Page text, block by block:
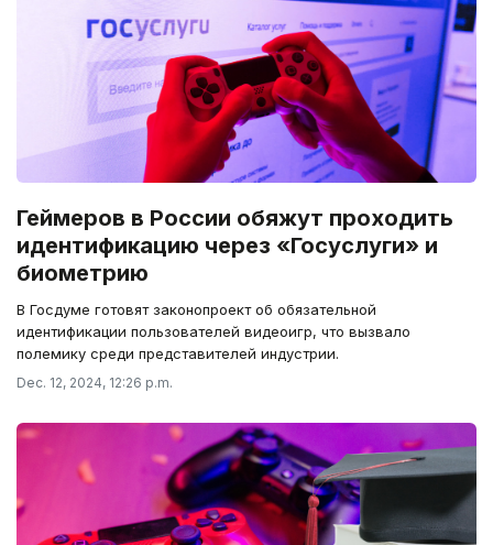
Геймеров в России обяжут проходить
идентификацию через «Госуслуги» и
биометрию
В Госдуме готовят законопроект об обязательной
идентификации пользователей видеоигр, что вызвало
полемику среди представителей индустрии.
Dec. 12, 2024, 12:26 p.m.